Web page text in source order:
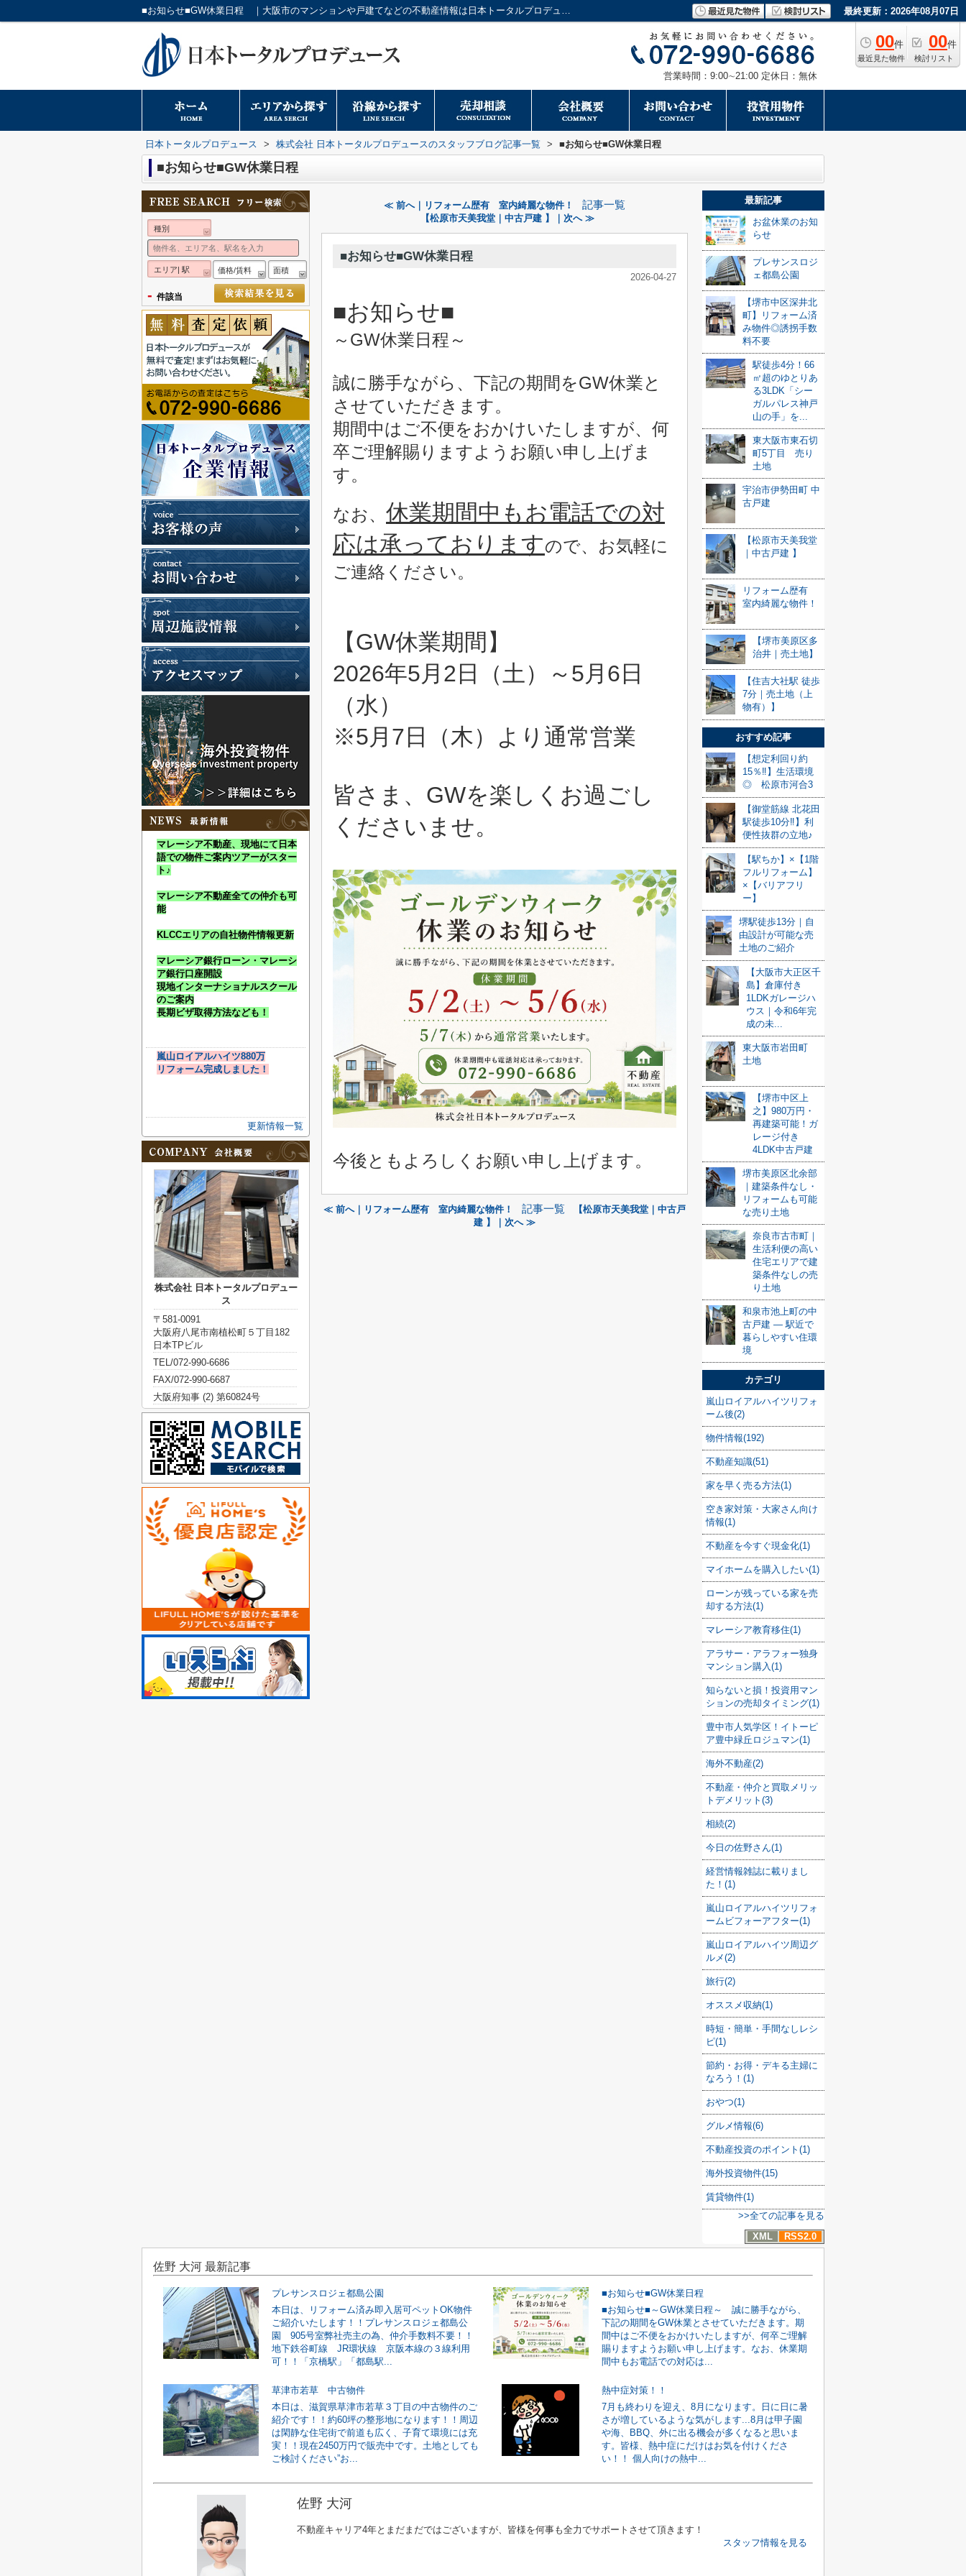
■お知らせ■GW休業日程 ｜大阪市のマンションや戸建てなどの不動産情報は日本トータルプロデュースへ 最終更新：2026年08月07日
00件
最近見た物件
00件
検討リスト
営業時間：9:00∼21:00 定休日：無休
日本トータルプロデュース > 株式会社 日本トータルプロデュースのスタッフブログ記事一覧 > ■お知らせ■GW休業日程
■お知らせ■GW休業日程
≪ 前へ｜リフォーム歴有 室内綺麗な物件！ 記事一覧
【松原市天美我堂｜中古戸建 】｜次へ ≫
■お知らせ■GW休業日程
2026-04-27
■お知らせ■
～GW休業日程～
誠に勝手ながら、下記の期間をGW休業と
させていただきます。
期間中はご不便をおかけいたしますが、 何
卒ご理解賜りますようお願い申し上げま
す。
なお、 休業期間中もお電話での対
応は承っておりますので、 お気軽に
ご連絡ください。
【GW休業期間】
2026年5月2日（土）～5月6日
（水）
※5月7日（木）より通常営業
皆さま、GWを楽しくお過ごし
くださいませ。
今後ともよろしくお願い申し上げます。
≪ 前へ｜リフォーム歴有 室内綺麗な物件！ 記事一覧
【松原市天美我堂｜中古戸
建 】｜次へ ≫
最新記事
お盆休業のお知
らせ
プレサンスロジ
ェ都島公園
【堺市中区深井北
町】リフォーム済
み物件◎誘拐手数
料不要
駅徒歩4分！66
㎡超のゆとりあ
る3LDK「シー
ガルパレス神戸
山の手」を...
東大阪市東石切
町5丁目 売り
土地
宇治市伊勢田町 中
古戸建
【松原市天美我堂
｜中古戸建 】
リフォーム歴有
室内綺麗な物件！
【堺市美原区多
治井｜売土地】
【住吉大社駅 徒歩
7分｜売土地（上
物有）】
おすすめ記事
【想定利回り約
15％‼】生活環境
◎ 松原市河合3
【御堂筋線 北花田
駅徒歩10分‼】利
便性抜群の立地♪
【駅ちか】×【1階
フルリフォーム】
×【バリアフリ
ー】
堺駅徒歩13分｜自
由設計が可能な売
土地のご紹介
【大阪市大正区千
島】倉庫付き
1LDKガレージハ
ウス｜令和6年完
成の未...
東大阪市岩田町
土地
【堺市中区上
之】980万円・
再建築可能！ガ
レージ付き
4LDK中古戸建
堺市美原区北余部
｜建築条件なし・
リフォームも可能
な売り土地
奈良市古市町｜
生活利便の高い
住宅エリアで建
築条件なしの売
り土地
和泉市池上町の中
古戸建 — 駅近で
暮らしやすい住環
境
カテゴリ
嵐山ロイアルハイツリフォ
ーム後(2)
物件情報(192)
不動産知識(51)
家を早く売る方法(1)
空き家対策・大家さん向け
情報(1)
不動産を今すぐ現金化(1)
マイホームを購入したい(1)
ローンが残っている家を売
却する方法(1)
マレーシア教育移住(1)
アラサー・アラフォー独身
マンション購入(1)
知らないと損！投資用マン
ションの売却タイミング(1)
豊中市人気学区！イトーピ
ア豊中緑丘ロジュマン(1)
海外不動産(2)
不動産・仲介と買取メリッ
トデメリット(3)
相続(2)
今日の佐野さん(1)
経営情報雑誌に載りまし
た！(1)
嵐山ロイアルハイツリフォ
ームビフォーアフター(1)
嵐山ロイアルハイツ周辺グ
ルメ(2)
旅行(2)
オススメ収納(1)
時短・簡単・手間なしレシ
ピ(1)
節約・お得・デキる主婦に
なろう！(1)
おやつ(1)
グルメ情報(6)
不動産投資のポイント(1)
海外投資物件(15)
賃貸物件(1)
>>全ての記事を見る
XML
RSS2.0
種別
エリア| 駅 価格/賃料 面積
- 件該当
マレーシア不動産、現地にて日本
語での物件ご案内ツアーがスター
ト♪
マレーシア不動産全ての仲介も可
能
KLCCエリアの自社物件情報更新
マレーシア銀行ローン・マレーシ
ア銀行口座開設
現地インターナショナルスクール
のご案内
長期ビザ取得方法なども！
嵐山ロイアルハイツ880万
リフォーム完成しました！
更新情報一覧
株式会社 日本トータルプロデュー
ス
〒581-0091
大阪府八尾市南植松町５丁目182
日本TPビル
TEL/072-990-6686
FAX/072-990-6687
大阪府知事 (2) 第60824号
佐野 大河 最新記事
プレサンスロジェ都島公園
本日は、リフォーム済み即入居可ペットOK物件
ご紹介いたします！！プレサンスロジェ都島公
園 905号室弊社売主の為、仲介手数料不要！！
地下鉄谷町線 JR環状線 京阪本線の３線利用
可！！「京橋駅」「都島駅...
■お知らせ■GW休業日程
■お知らせ■～GW休業日程～ 誠に勝手ながら、
下記の期間をGW休業とさせていただきます。期
間中はご不便をおかけいたしますが、何卒ご理解
賜りますようお願い申し上げます。なお、休業期
間中もお電話での対応は...
草津市若草 中古物件
本日は、滋賀県草津市若草３丁目の中古物件のご
紹介です！！約60坪の整形地になります！！周辺
は閑静な住宅街で前道も広く、子育て環境には充
実！！現在2450万円で販売中です。土地としても
ご検討ください”お...
熱中症対策！！
7月も終わりを迎え、8月になります。日に日に暑
さが増しているような気がします...8月は甲子園
や海、BBQ、外に出る機会が多くなると思いま
す。皆様、熱中症にだけはお気を付けくださ
い！！ 個人向けの熱中...
佐野 大河
不動産キャリア4年とまだまだではございますが、皆様を何事も全力でサポートさせて頂きます！
スタッフ情報を見る